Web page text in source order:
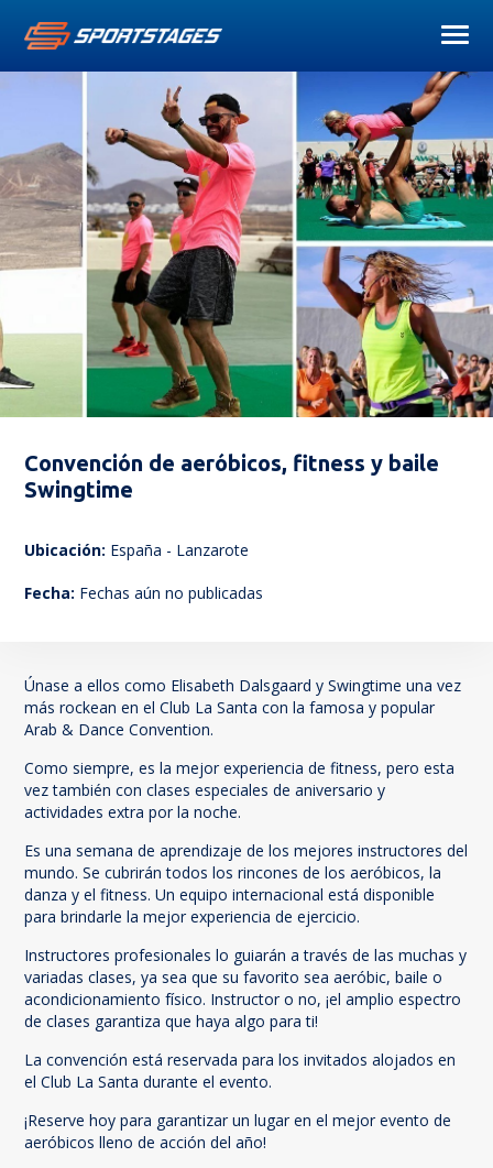
Convención de aeróbicos, fitness y baile
Swingtime
Ubicación: España - Lanzarote
Fecha: Fechas aún no publicadas
Únase a ellos como Elisabeth Dalsgaard y Swingtime una vez
más rockean en el Club La Santa con la famosa y popular
Arab & Dance Convention.
Como siempre, es la mejor experiencia de fitness, pero esta
vez también con clases especiales de aniversario y
actividades extra por la noche.
Es una semana de aprendizaje de los mejores instructores del
mundo. Se cubrirán todos los rincones de los aeróbicos, la
danza y el fitness. Un equipo internacional está disponible
para brindarle la mejor experiencia de ejercicio.
Instructores profesionales lo guiarán a través de las muchas y
variadas clases, ya sea que su favorito sea aeróbic, baile o
acondicionamiento físico. Instructor o no, ¡el amplio espectro
de clases garantiza que haya algo para ti!
La convención está reservada para los invitados alojados en
el Club La Santa durante el evento.
¡Reserve hoy para garantizar un lugar en el mejor evento de
aeróbicos lleno de acción del año!